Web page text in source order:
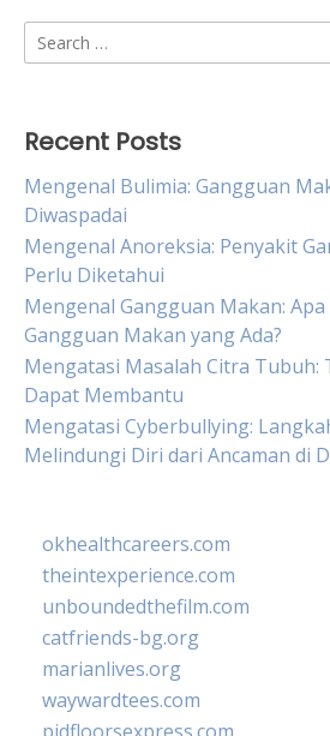
Search
for:
Recent Posts
Mengenal Bulimia: Gangguan
Diwaspadai
Mengenal Anoreksia: Penyakit
Perlu Diketahui
Mengenal Gangguan Makan:
Gangguan Makan yang Ada?
Mengatasi Masalah Citra Tubuh:
Dapat Membantu
Mengatasi Cyberbullying:
Melindungi Diri dari Ancaman di
okhealthcareers.com
theintexperience.com
unboundedthefilm.com
catfriends-bg.org
marianlives.org
waywardtees.com